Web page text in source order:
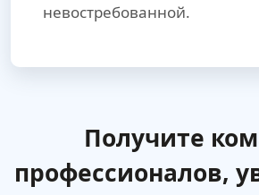
невостребованной.
Получите
профессионалов,